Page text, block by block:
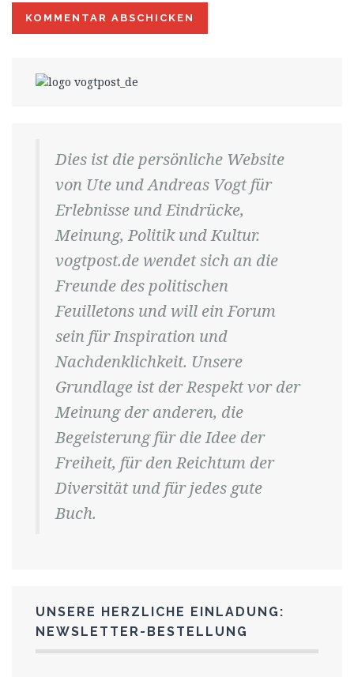
Dies ist die persönliche Website
von Ute und Andreas Vogt für
Erlebnisse und Eindrücke,
Meinung, Politik und Kultur.
vogtpost.de wendet sich an die
Freunde des politischen
Feuilletons und will ein Forum
sein für Inspiration und
Nachdenklichkeit. Unsere
Grundlage ist der Respekt vor der
Meinung der anderen, die
Begeisterung für die Idee der
Freiheit, für den Reichtum der
Diversität und für jedes gute
Buch.
UNSERE HERZLICHE EINLADUNG:
NEWSLETTER-BESTELLUNG